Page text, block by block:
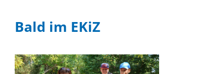
Bald im EKiZ